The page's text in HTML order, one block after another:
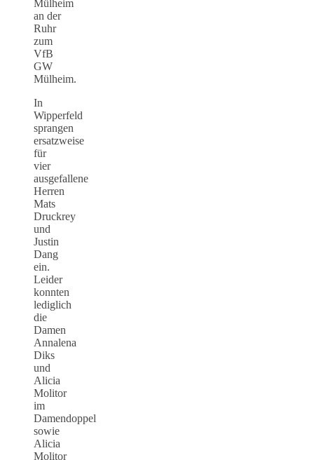
Mülheim
an der
Ruhr
zum
VfB
GW
Mülheim.
In
Wipperfeld
sprangen
ersatzweise
für
vier
ausgefallene
Herren
Mats
Druckrey
und
Justin
Dang
ein.
Leider
konnten
lediglich
die
Damen
Annalena
Diks
und
Alicia
Molitor
im
Damendoppel
sowie
Alicia
Molitor